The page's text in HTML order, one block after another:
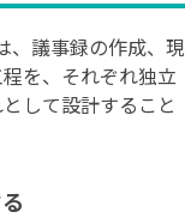
、議事録の作成、現
を、それぞれ独立
して設計すること